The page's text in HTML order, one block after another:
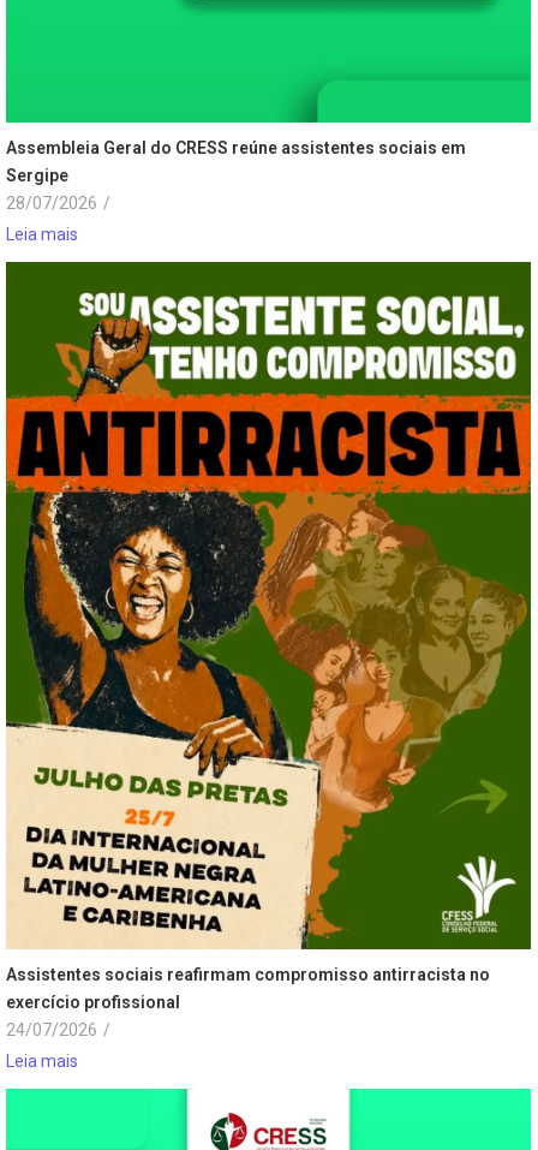
Assembleia Geral do CRESS reúne assistentes sociais em
Sergipe
28/07/2026 /
Leia mais
Assistentes sociais reafirmam compromisso antirracista no
exercício profissional
24/07/2026 /
Leia mais